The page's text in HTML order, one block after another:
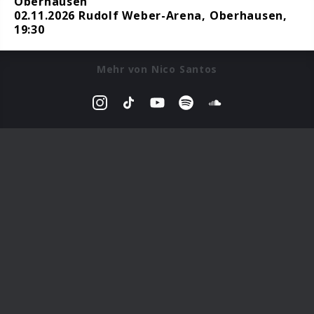
02.11.2026 Rudolf Weber-Arena, Oberhausen,
19:30
Mehr von Nico Santos